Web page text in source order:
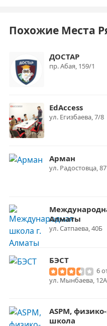
Похожие Места
ДОСТАР
пр. Абая, 159/1
EdAccess
​ул. Егизбаева, 7/8
Арман
ул. Радостовца, 87
Алматы
ул. Сатпаева, 40Б
БЭСТ
6
ул. Мынбаева, 12А
ASPM,
школа